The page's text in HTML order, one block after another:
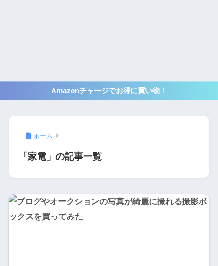
Amazonチャージでお得に買い物！
ホーム
「家電」の記事一覧